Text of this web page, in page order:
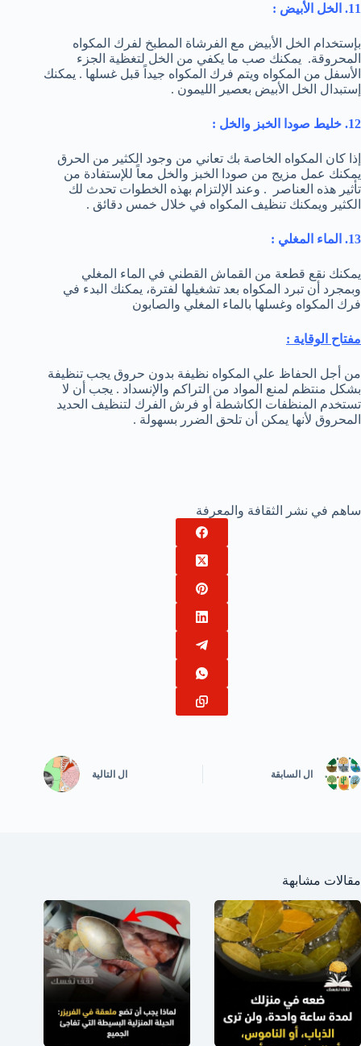
11. الخل الأبيض :
بإستخدام الخل الأبيض مع الفرشاة المطبخ لفرك المكواه
المحروقة. يمكنك صب ما يكفي من الخل لتغظية الجزء
الأسفل من المكواه ويتم فرك المكواه جيداً قبل غسلها . يمكنك
إستبدال الخل الأبيض بعصير الليمون .
12. خليط صودا الخبز والخل :
إذا كان المكواه الخاصة بك تعاني من وجود الكثير من الحرق
يمكنك عمل مزيج من صودا الخبز والخل معاً للإستفادة من
تأثير هذه العناصر . وعند الإلتزام بهذه الخطوات تحدث لك
الكثير ويمكنك تنظيف المكواه في خلال خمس دقائق .
13. الماء المغلي :
يمكنك نقع قطعة من القماش القطني في الماء المغلي
وبمجرد أن تبرد المكواه بعد تشغيلها لفترة، يمكنك البدء في
فرك المكواه وغسلها بالماء المغلي والصابون
مفتاح الوقاية :
من أجل الحفاظ علي المكواه نظيفة بدون حروق يجب تنظيفة
بشكل منتظم لمنع المواد من التراكم والإنسداد . يجب أن لا
تستخدم المنظفات الكاشطة أو فرش الفرك لتنظيف الحديد
المحروق لأنها يمكن أن تلحق الضرر بسهولة .
ساهم في نشر الثقافة والمعرفة
ال السابقة ال التالية
مقالات مشابهة